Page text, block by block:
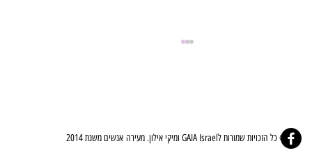
© כל הזכויות שמורות לGAIA Israel ומיקי אילון. מעירה אנשים משנת 2014